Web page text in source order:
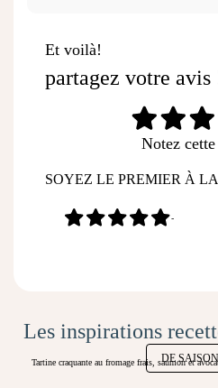
Et voilà!
partagez votre avis
Notez
SOYEZ LE PREMIER À
-
Les inspirations
DE SAISON
Tartine craquante au fromage frais, saumon et